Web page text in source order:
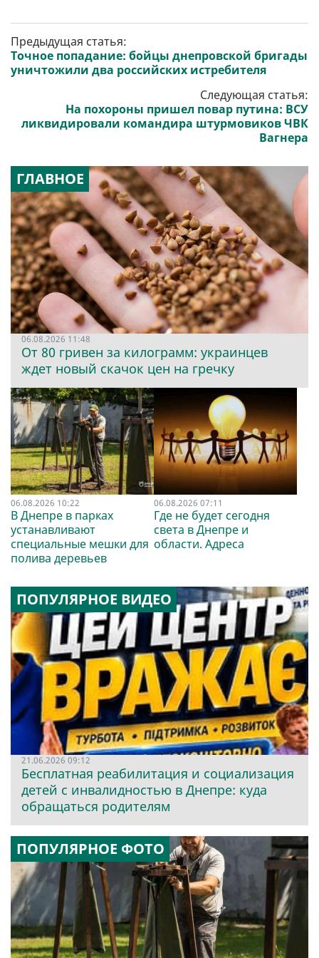
Предыдущая статья:
Точное попадание: бойцы днепровской бригады
уничтожили два российских истребителя
Следующая статья:
На похороны пришел повар путина: ВСУ
ликвидировали командира штурмовиков ЧВК
Вагнера
ГЛАВНОЕ
06.08.2026 11:48
От 80 гривен за килограмм: украинцев
ждет новый скачок цен на гречку
06.08.2026 10:22
В Днепре в парках
устанавливают
специальные мешки для
полива деревьев
06.08.2026 07:11
Где не будет сегодня
света в Днепре и
области. Адреса
ПОПУЛЯРНОЕ ВИДЕО
21.06.2026 09:12
Бесплатная реабилитация и социализация
детей с инвалидностью в Днепре: куда
обращаться родителям
ПОПУЛЯРНОЕ ФОТО